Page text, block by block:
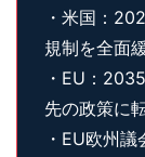
・米国：
規制を全面
・EU：
先の政策に
・EU欧州